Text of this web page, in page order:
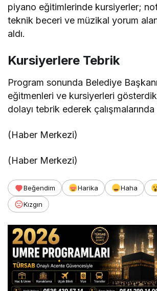
piyano eğitimlerinde kursiyerler;
teknik beceri ve müzikal yorum
aldı.
Kursiyerlere Tebrik
Program sonunda Belediye
eğitmenleri ve kursiyerleri
dolayı tebrik ederek
(Haber Merkezi)
(Haber Merkezi)
Beğendim Harika Haha
Kızgın